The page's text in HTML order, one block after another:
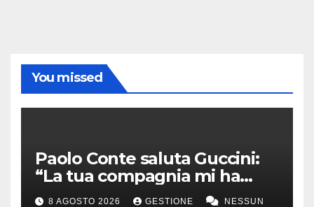
You missed
Paolo Conte saluta Guccini:
“La tua compagnia mi ha
sempre divertito”
8 AGOSTO 2026 GESTIONE NESSUN